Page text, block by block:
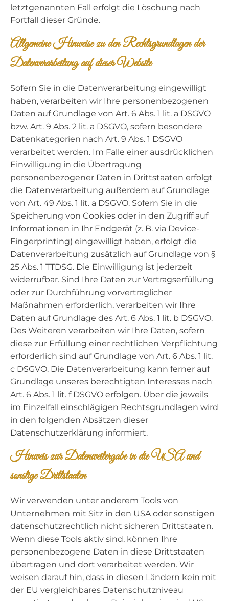
letztgenannten Fall erfolgt die Löschung nach
Fortfall dieser Gründe.
Allgemeine Hinweise zu den Rechtsgrundlagen der
Datenverarbeitung auf dieser Website
Sofern Sie in die Datenverarbeitung eingewilligt
haben, verarbeiten wir Ihre personenbezogenen
Daten auf Grundlage von Art. 6 Abs. 1 lit. a DSGVO
bzw. Art. 9 Abs. 2 lit. a DSGVO, sofern besondere
Datenkategorien nach Art. 9 Abs. 1 DSGVO
verarbeitet werden. Im Falle einer ausdrücklichen
Einwilligung in die Übertragung
personenbezogener Daten in Drittstaaten erfolgt
die Datenverarbeitung außerdem auf Grundlage
von Art. 49 Abs. 1 lit. a DSGVO. Sofern Sie in die
Speicherung von Cookies oder in den Zugriff auf
Informationen in Ihr Endgerät (z. B. via Device-
Fingerprinting) eingewilligt haben, erfolgt die
Datenverarbeitung zusätzlich auf Grundlage von §
25 Abs. 1 TTDSG. Die Einwilligung ist jederzeit
widerrufbar. Sind Ihre Daten zur Vertragserfüllung
oder zur Durchführung vorvertraglicher
Maßnahmen erforderlich, verarbeiten wir Ihre
Daten auf Grundlage des Art. 6 Abs. 1 lit. b DSGVO.
Des Weiteren verarbeiten wir Ihre Daten, sofern
diese zur Erfüllung einer rechtlichen Verpflichtung
erforderlich sind auf Grundlage von Art. 6 Abs. 1 lit.
c DSGVO. Die Datenverarbeitung kann ferner auf
Grundlage unseres berechtigten Interesses nach
Art. 6 Abs. 1 lit. f DSGVO erfolgen. Über die jeweils
im Einzelfall einschlägigen Rechtsgrundlagen wird
in den folgenden Absätzen dieser
Datenschutzerklärung informiert.
Hinweis zur Datenweitergabe in die USA und
sonstige Drittstaaten
Wir verwenden unter anderem Tools von
Unternehmen mit Sitz in den USA oder sonstigen
datenschutzrechtlich nicht sicheren Drittstaaten.
Wenn diese Tools aktiv sind, können Ihre
personenbezogene Daten in diese Drittstaaten
übertragen und dort verarbeitet werden. Wir
weisen darauf hin, dass in diesen Ländern kein mit
der EU vergleichbares Datenschutzniveau